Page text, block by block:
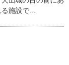
施設で...